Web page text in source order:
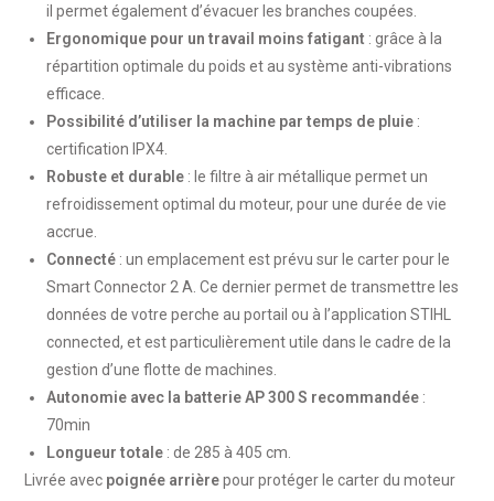
il permet également d’évacuer les branches coupées.
Ergonomique pour un travail moins fatigant : grâce à la
répartition optimale du poids et au système anti-vibrations
efficace.
Possibilité d’utiliser la machine par temps de pluie :
certification IPX4.
Robuste et durable : le filtre à air métallique permet un
refroidissement optimal du moteur, pour une durée de vie
accrue.
Connecté : un emplacement est prévu sur le carter pour le
Smart Connector 2 A. Ce dernier permet de transmettre les
données de votre perche au portail ou à l’application STIHL
connected, et est particulièrement utile dans le cadre de la
gestion d’une flotte de machines.
Autonomie avec la batterie AP 300 S recommandée :
70min
Longueur totale : de 285 à 405 cm.
Livrée avec poignée arrièrepour protéger le carter du moteur